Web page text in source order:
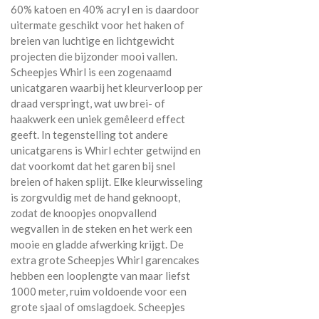
60% katoen en 40% acryl en is daardoor
uitermate geschikt voor het haken of
breien van luchtige en lichtgewicht
projecten die bijzonder mooi vallen.
Scheepjes Whirl is een zogenaamd
unicatgaren waarbij het kleurverloop per
draad verspringt, wat uw brei- of
haakwerk een uniek gemêleerd effect
geeft. In tegenstelling tot andere
unicatgarens is Whirl echter getwijnd en
dat voorkomt dat het garen bij snel
breien of haken splijt. Elke kleurwisseling
is zorgvuldig met de hand geknoopt,
zodat de knoopjes onopvallend
wegvallen in de steken en het werk een
mooie en gladde afwerking krijgt. De
extra grote Scheepjes Whirl garencakes
hebben een looplengte van maar liefst
1000 meter, ruim voldoende voor een
grote sjaal of omslagdoek. Scheepjes